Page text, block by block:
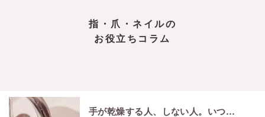
指・爪・ネイルの
お役立ちコラム
手が乾燥する人、しない人。いつもの手洗いに違いが！？